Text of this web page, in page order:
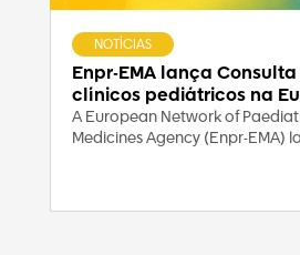
Enpr-EMA lança
clínicos pediátricos na
NOTÍCIAS
A European Network of
Medicines Agency (Enpr-EMA)